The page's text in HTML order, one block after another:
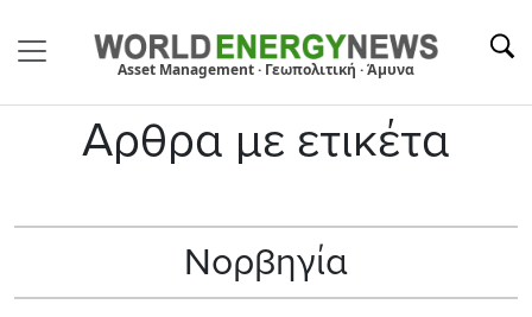
Asset Management · Γεωπολιτική · Άμυνα
Αρθρα με ετικέτα
Νορβηγία